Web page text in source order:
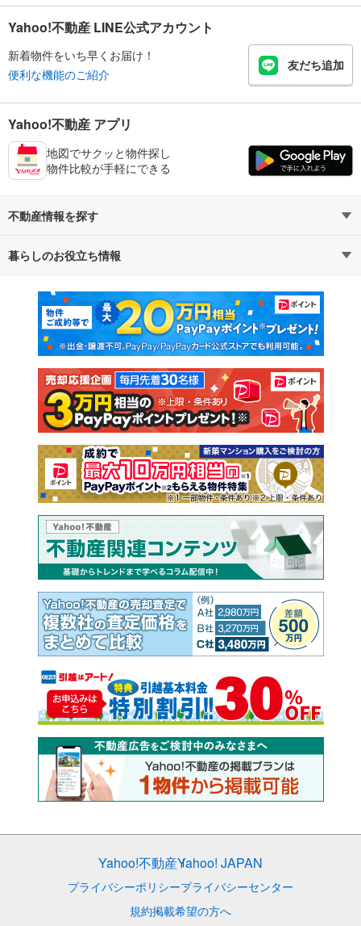
Yahoo!不動産 LINE公式アカウント
新着物件をいち早くお届け！
便利な機能のご紹介
友だち追加
Yahoo!不動産 アプリ
地図でサクッと物件探し
物件比較が手軽にできる
不動産情報を探す
不動産・住宅
新築マンション 中古マンション
新築一戸建て 中古一戸建て
注文住宅 土地
売却査定
暮らしのお役立ち情報
マンションカタログ 教えて！住まいの先生
Yahoo!不動産Yahoo! JAPAN
プライバシーポリシープライバシーセンター
規約掲載希望の方へ